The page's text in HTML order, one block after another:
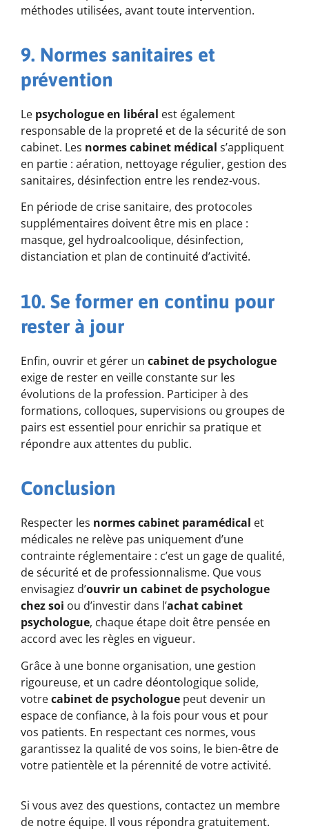
méthodes utilisées, avant toute intervention.
9. Normes sanitaires et
prévention
Le psychologue en libéral est également
responsable de la propreté et de la sécurité de son
cabinet. Les normes cabinet médical s’appliquent
en partie : aération, nettoyage régulier, gestion des
sanitaires, désinfection entre les rendez-vous.
En période de crise sanitaire, des protocoles
supplémentaires doivent être mis en place :
masque, gel hydroalcoolique, désinfection,
distanciation et plan de continuité d’activité.
10. Se former en continu pour
rester à jour
Enfin, ouvrir et gérer un cabinet de psychologue
exige de rester en veille constante sur les
évolutions de la profession. Participer à des
formations, colloques, supervisions ou groupes de
pairs est essentiel pour enrichir sa pratique et
répondre aux attentes du public.
Conclusion
Respecter les normes cabinet paramédical et
médicales ne relève pas uniquement d’une
contrainte réglementaire : c’est un gage de qualité,
de sécurité et de professionnalisme. Que vous
envisagiez d’ouvrir un cabinet de psychologue
chez soi ou d’investir dans l’achat cabinet
psychologue, chaque étape doit être pensée en
accord avec les règles en vigueur.
Grâce à une bonne organisation, une gestion
rigoureuse, et un cadre déontologique solide,
votrecabinet de psychologue peut devenir un
espace de confiance, à la fois pour vous et pour
vos patients. En respectant ces normes, vous
garantissez la qualité de vos soins, le bien-être de
votre patientèle et la pérennité de votre activité.
Si vous avez des questions, contactez un membre
de notre équipe. Il vous répondra gratuitement.